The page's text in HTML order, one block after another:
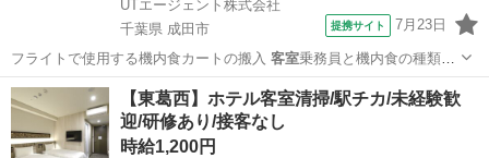
UTエージェント株式会社
千葉県 成田市
提携サイト 7月23日
フライトで使用する機内食カートの搬入 客室乗務員と機内食の種類や
数の確認、指示書…
千葉 成田市 その他
【東葛西】ホテル客室清掃/駅チカ/未経験歓
迎/研修あり/接客なし
時給1,200円